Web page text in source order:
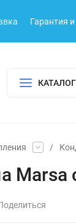
Гарантия
/
Marsa